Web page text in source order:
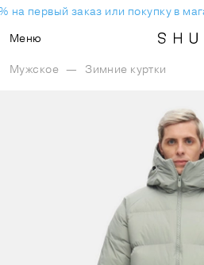
на первый заказ или покупку в
Меню
Мужское — Зимние куртки